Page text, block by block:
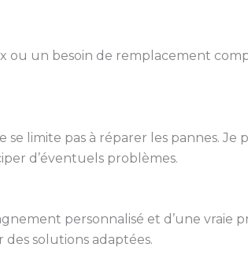
un besoin de remplacement
se limite pas à réparer les pannes.
d’éventuels problèmes.
personnalisé et d’une vraie
solutions adaptées.